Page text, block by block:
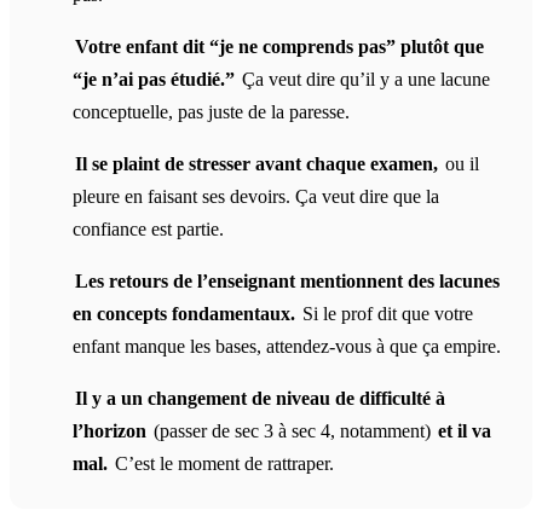
Votre enfant dit “je ne comprends pas” plutôt que
“je n’ai pas étudié.” Ça veut dire qu’il y a une lacune
conceptuelle, pas juste de la paresse.
Il se plaint de stresser avant chaque examen, ou il
pleure en faisant ses devoirs. Ça veut dire que la
confiance est partie.
Les retours de l’enseignant mentionnent des lacunes
en concepts fondamentaux. Si le prof dit que votre
enfant manque les bases, attendez-vous à que ça empire.
Il y a un changement de niveau de difficulté à
l’horizon (passer de sec 3 à sec 4, notamment) et il va
mal. C’est le moment de rattraper.